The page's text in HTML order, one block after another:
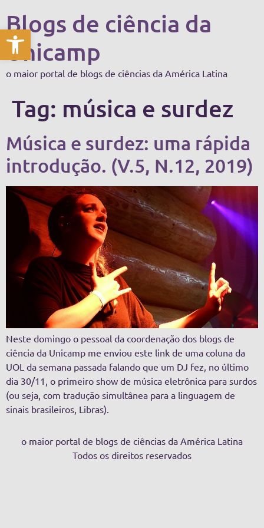
Abrir a barra de ferramentas
Blogs de ciência da
Unicamp
o maior portal de blogs de ciências da América Latina
Tag: música e surdez
Música e surdez: uma rápida
introdução. (V.5, N.12, 2019)
Neste domingo o pessoal da coordenação dos blogs de
ciência da Unicamp me enviou este link de uma coluna da
UOL da semana passada falando que um DJ fez, no último
dia 30/11, o primeiro show de música eletrônica para surdos
(ou seja, com tradução simultânea para a linguagem de
sinais brasileiros, Libras).
o maior portal de blogs de ciências da América Latina
Todos os direitos reservados